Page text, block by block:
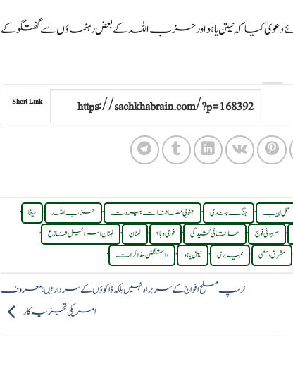
کیا کہ نیتن یاہو اور حزب اللہ کے بعض رہنماؤں سے گفتگو کے
Short Link
تل ابیب , جنگ بندی , جنوبی مضافات بیروت , حزب اللہ , حیفا ,
, صیہونی فوج , علاقائی کشیدگی , فوجی دباؤ , لبنان , لبنان اسرائیل تنازع ,
, مشرق وسطی , نبیہ بری , نیتن یاہو , واشنگٹن مذاکرات .
ٹرمپ مسلح افواج کے سربراہ نہیں بلکہ ڈاکوؤں کے سردار ہیں:معروف
امریکی تجزیہ کار